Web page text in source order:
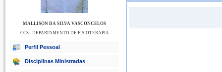
MALLISON DA SILVA VASCONCELOS
CCS - DEPARTAMENTO DE FISIOTERAPIA
Perfil Pessoal
Disciplinas Ministradas